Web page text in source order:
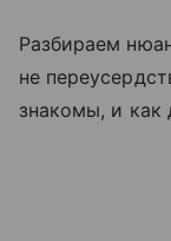
Разбираем
не
знакомы, и как